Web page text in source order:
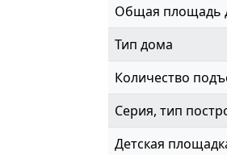
Общая площадь
Тип дома
Количество
Серия, тип
Детская